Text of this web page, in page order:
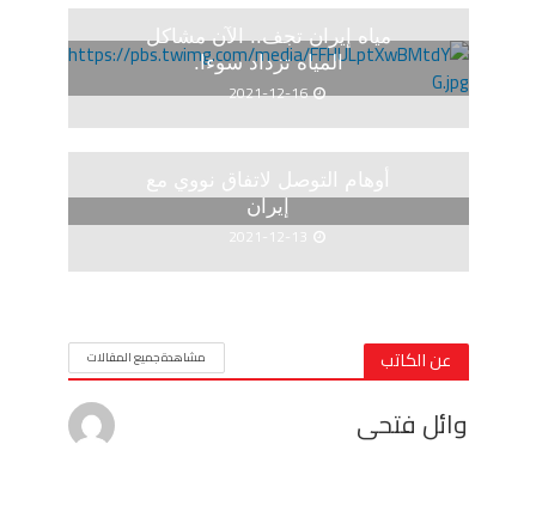
مياه إيران تجف.. الآن مشاكل
المياه تزداد سوءا.
2021-12-16
أوهام التوصل لاتفاق نووي مع
إيران
2021-12-13
عن الكاتب مشاهدة جميع المقالات
وائل فتحى